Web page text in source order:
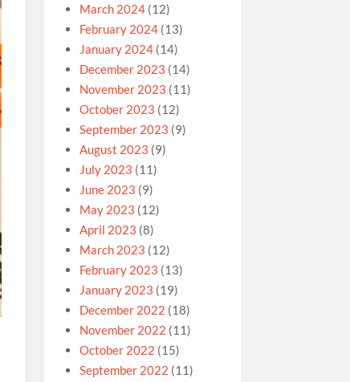
March 2024(12)
February 2024(13)
January 2024(14)
December 2023 (14)
November 2023 (11)
October 2023 (12)
September 2023 (9)
August 2023 (9)
July 2023 (11)
June 2023 (9)
May 2023 (12)
April 2023 (8)
March 2023 (12)
February 2023 (13)
January 2023 (19)
December 2022 (18)
November 2022 (11)
October 2022 (15)
September 2022 (11)